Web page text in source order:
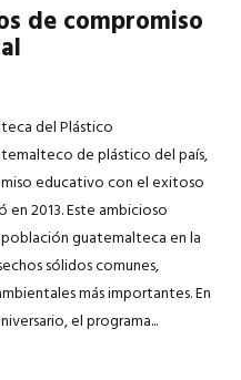
de compromiso
del Plástico
de plástico del país,
educativo con el exitoso
en 2013. Este ambicioso
guatemalteca en la
sólidos comunes,
más importantes. En
el programa...